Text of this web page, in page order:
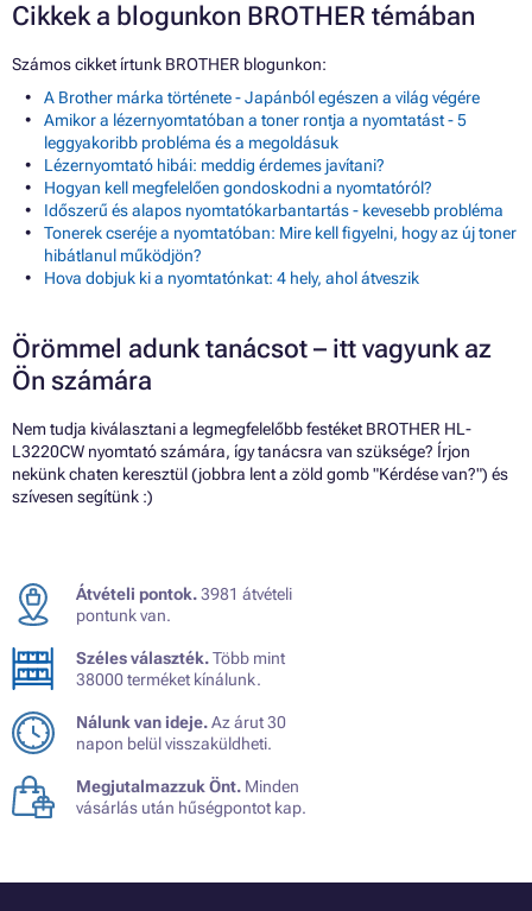
Cikkek a blogunkon BROTHER témában
Számos cikket írtunk BROTHER blogunkon:
A Brother márka története - Japánból egészen a világ végére
Amikor a lézernyomtatóban a toner rontja a nyomtatást - 5
leggyakoribb probléma és a megoldásuk
Lézernyomtató hibái: meddig érdemes javítani?
Hogyan kell megfelelően gondoskodni a nyomtatóról?
Időszerű és alapos nyomtatókarbantartás - kevesebb probléma
Tonerek cseréje a nyomtatóban: Mire kell figyelni, hogy az új toner
hibátlanul működjön?
Hova dobjuk ki a nyomtatónkat: 4 hely, ahol átveszik
Örömmel adunk tanácsot – itt vagyunk az
Ön számára
Nem tudja kiválasztani a legmegfelelőbb festéket BROTHER HL-
L3220CW nyomtató számára, így tanácsra van szüksége? Írjon
nekünk chaten keresztül (jobbra lent a zöld gomb "Kérdése van?") és
szívesen segítünk :)
Átvételi pontok.3981 átvételi
pontunk van.
Széles választék.Több mint
38000 terméket kínálunk.
Nálunk van ideje.Az árut 30
napon belül visszaküldheti.
Megjutalmazzuk Önt. Minden
vásárlás után hűségpontot kap.